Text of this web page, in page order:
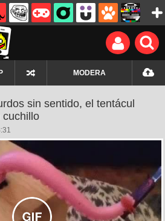
MODERA
sin sentido, el tentácul
cuchillo